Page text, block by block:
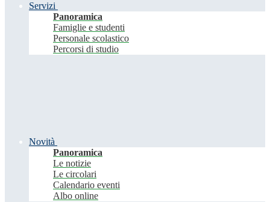
Servizi
Panoramica
Famiglie e studenti
Personale scolastico
Percorsi di studio
Novità
Panoramica
Le notizie
Le circolari
Calendario eventi
Albo online